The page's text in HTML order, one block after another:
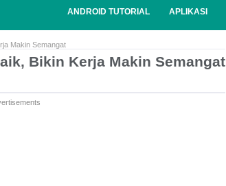
ANDROID TUTORIAL APLIKASI
Makin Semangat
Bikin Kerja Makin Semangat